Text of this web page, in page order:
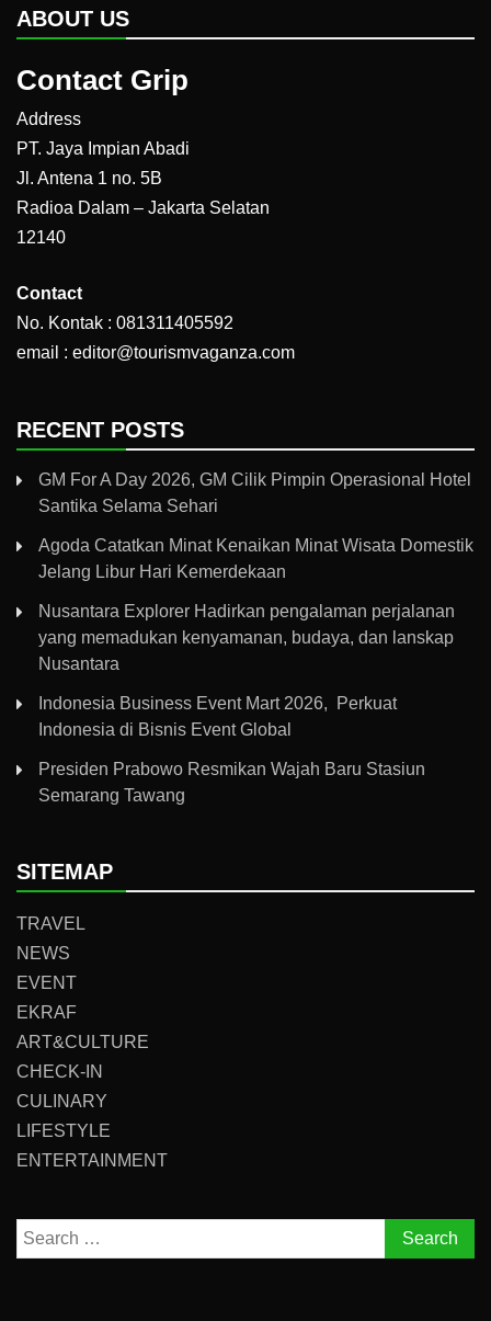
ABOUT US
Contact Grip
Address
PT. Jaya Impian Abadi
Jl. Antena 1 no. 5B
Radioa Dalam – Jakarta Selatan
12140
Contact
No. Kontak : 081311405592
email : editor@tourismvaganza.com
RECENT POSTS
GM For A Day 2026, GM Cilik Pimpin Operasional Hotel
Santika Selama Sehari
Agoda Catatkan Minat Kenaikan Minat Wisata Domestik
Jelang Libur Hari Kemerdekaan
Nusantara Explorer Hadirkan pengalaman perjalanan
yang memadukan kenyamanan, budaya, dan lanskap
Nusantara
Indonesia Business Event Mart 2026, Perkuat
Indonesia di Bisnis Event Global
Presiden Prabowo Resmikan Wajah Baru Stasiun
Semarang Tawang
SITEMAP
TRAVEL
NEWS
EVENT
EKRAF
ART&CULTURE
CHECK-IN
CULINARY
LIFESTYLE
ENTERTAINMENT
Search
for: